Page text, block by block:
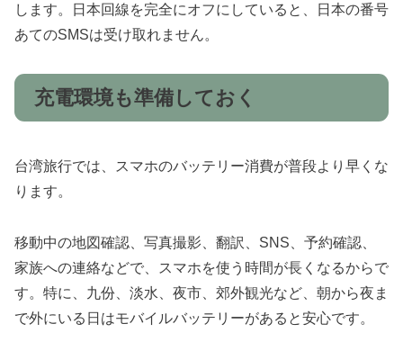
します。日本回線を完全にオフにしていると、日本の番号
あてのSMSは受け取れません。
充電環境も準備しておく
台湾旅行では、スマホのバッテリー消費が普段より早くな
ります。
移動中の地図確認、写真撮影、翻訳、SNS、予約確認、
家族への連絡などで、スマホを使う時間が長くなるからで
す。特に、九份、淡水、夜市、郊外観光など、朝から夜ま
で外にいる日はモバイルバッテリーがあると安心です。